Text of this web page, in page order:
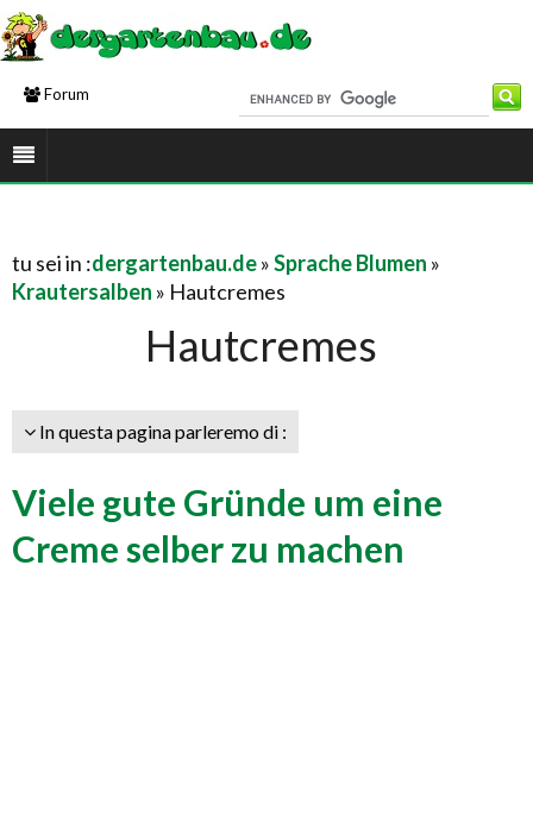
Forum
tu sei in :dergartenbau.de»Sprache Blumen »
Krautersalben » Hautcremes
Hautcremes
In questa pagina parleremo di :
Viele gute Gründe um eine
Creme selber zu machen